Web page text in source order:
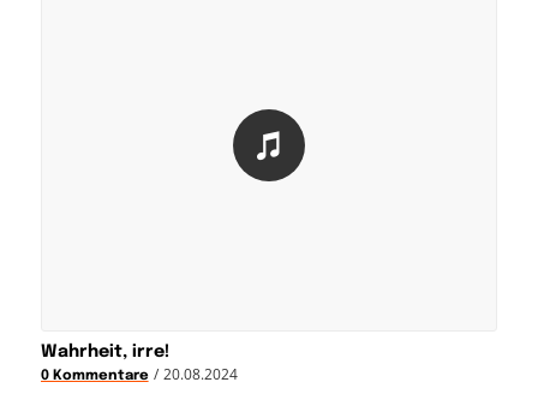
Wahrheit, irre!
0 Kommentare / 20.08.2024